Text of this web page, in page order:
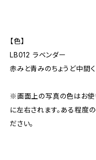
【色】
LB012 ラベンダー
赤みと青みのちょうど中間
※画面上の写真の色はお使
に左右されます。ある程度
ださい。